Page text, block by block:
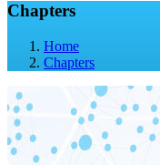
Chapters
Home
Chapters